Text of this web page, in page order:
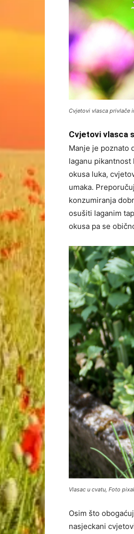
Cvjetovi vlasca privlače
Cvjetovi vlasca
Manje je poznato
laganu pikantnost
okusa luka,
umaka.
konzumiranja
osušiti laganim
okusa pa se
Vlasac u cvatu, Foto
Osim što
nasjeckani